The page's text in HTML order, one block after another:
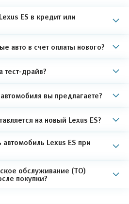
ES в кредит или
авто в счет оплаты нового?
тест-драйв?
вы предлагаете?
на новый Lexus ES?
Lexus ES при
обслуживание (ТО)
покупки?